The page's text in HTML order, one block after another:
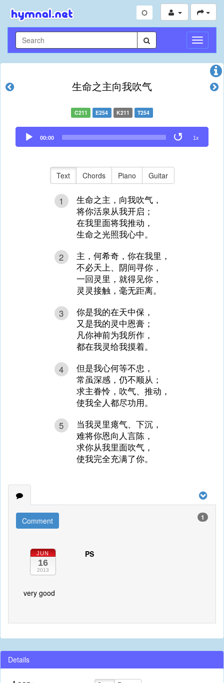
Toggle
生命之主向我吹气
C211 E254 K211 T254
Audio
Player
00:00 1x
Text Chords Piano Guitar
1
生命之主，向我吹气，
将你活泉从我开启；
在我里面将我推动，
生命之光照我心中。
2
主，何希奇，你在我里，
不必天上、阴间寻你，
一回灵里，就得见你，
灵灵接触，毫无距离。
3
你是我的在天中保，
又是我的灵中恩膏；
凡你神前为我所作，
都在我灵给我摸着。
4
但是我心何等不忠，
常虽深感，仍不顺从；
求主眷怜，吹气、推动，
使我全人都尽功用。
5
当我灵里瘪气、下沉，
难将你恩向人言陈，
求你从我里面吹气，
使我完全充满了你。
Comment 1
JUN
16
2013
PS
very good
Details